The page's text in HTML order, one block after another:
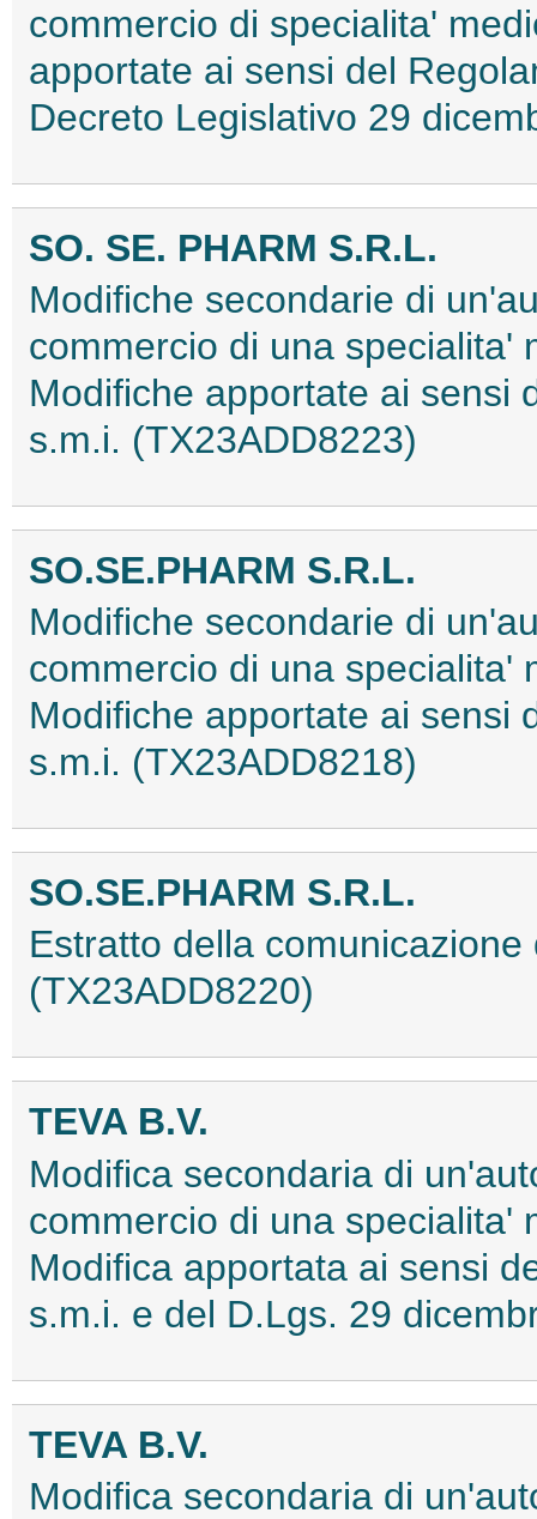
commercio di specialita'
apportate ai sensi del
Decreto Legislativo 29
SO. SE. PHARM S.R.L.
Modifiche secondarie di
commercio di una specialita'
Modifiche apportate ai sensi
s.m.i. (TX23ADD8223)
SO.SE.PHARM S.R.L.
Modifiche secondarie di
commercio di una specialita'
Modifiche apportate ai sensi
s.m.i. (TX23ADD8218)
SO.SE.PHARM S.R.L.
Estratto della
(TX23ADD8220)
TEVA B.V.
Modifica secondaria di
commercio di una specialita'
Modifica apportata ai sensi
s.m.i. e del D.Lgs. 29
TEVA B.V.
Modifica secondaria di